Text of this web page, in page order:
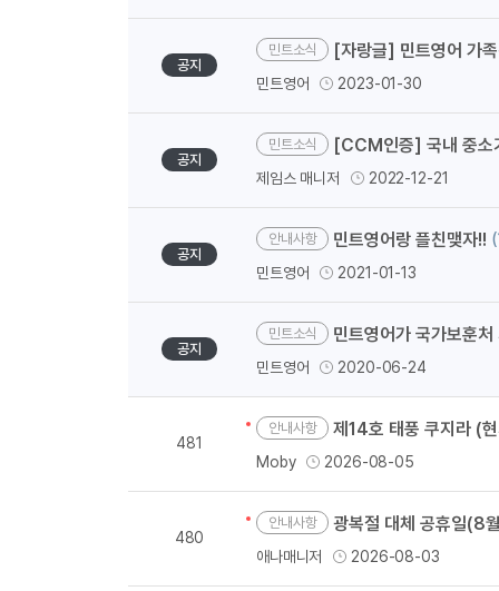
공지
민트소식 [자랑글] 민트영어 가
민트영어 2023-01-30
공지
민트소식 [CCM인증] 국내 중소
제임스 매니저 2022-12-21
공지
안내사항 민트영어랑 플친맺자!!
민트영어
2021-01-13
공지
민트소식 민트영어가 국가보훈
민트영어 2020-06-24
481
안내사항 제14호 태풍 쿠지라 (
Moby 2026-08-05
480
안내사항 광복절 대체 공휴일(8월
애나매니저 2026-08-03